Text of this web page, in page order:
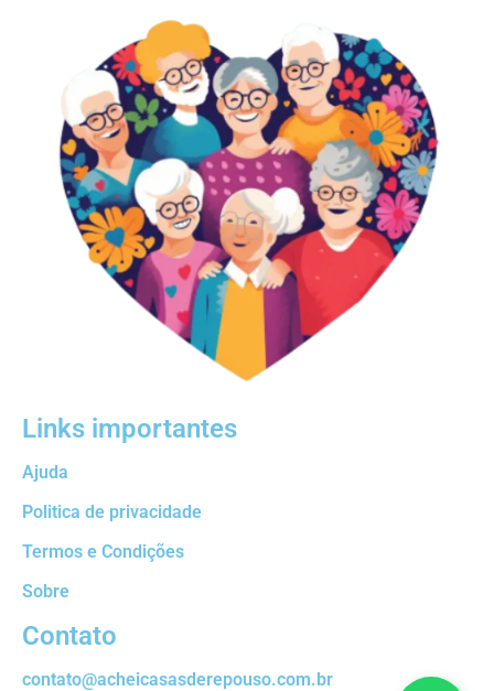
Links importantes
Ajuda
Politica de privacidade
Termos e Condições
Sobre
Contato
contato@acheicasasderepouso.com.br